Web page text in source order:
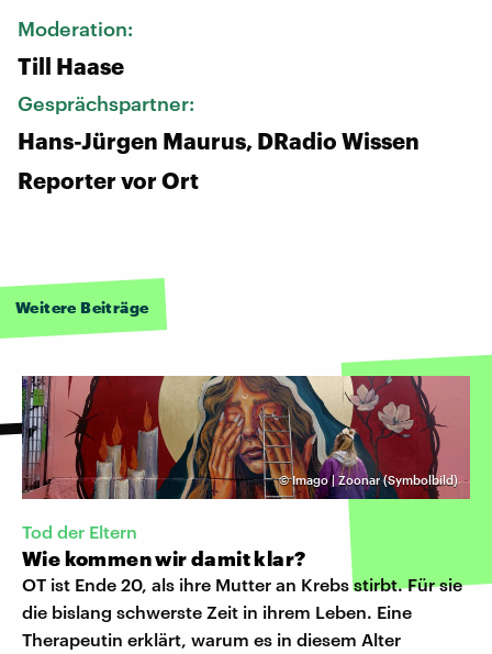
Moderation:
Till Haase
Gesprächspartner:
Hans-Jürgen Maurus, DRadio Wissen
Reporter vor Ort
Weitere Beiträge
©Imago | Zoonar (Symbolbild)
Tod der Eltern
Wie kommen wir damit klar?
OT ist Ende 20, als ihre Mutter an Krebs stirbt. Für sie
die bislang schwerste Zeit in ihrem Leben. Eine
Therapeutin erklärt, warum es in diesem Alter